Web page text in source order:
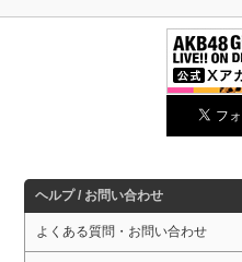
ヘルプ / お問い合わせ
よくある質問・お問い合わせ